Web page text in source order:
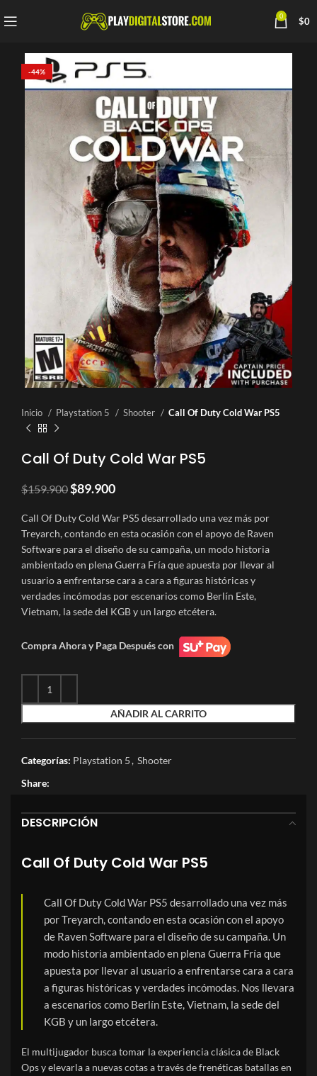
0 $0
-44%
Inicio Playstation 5 Shooter Call Of Duty Cold War PS5
Call Of Duty Cold War PS5
$159.900 El
original
era:
$159.900.
$89.900El
actual
es:
$89.900.
Call Of Duty Cold War PS5 desarrollado una vez más por
Treyarch, contando en esta ocasión con el apoyo de Raven
Software para el diseño de su campaña, un modo historia
ambientado en plena Guerra Fría que apuesta por llevar al
usuario a enfrentarse cara a cara a figuras históricas y
verdades incómodas por escenarios como Berlín Este,
Vietnam, la sede del KGB y un largo etcétera.
Compra Ahora y Paga Después con
AÑADIR AL CARRITO
Categorías: Playstation 5, Shooter
Share:
DESCRIPCIÓN
Call Of Duty Cold War PS5
Call Of Duty Cold War PS5 desarrollado una vez más
por Treyarch, contando en esta ocasión con el apoyo
de Raven Software para el diseño de su campaña. Un
modo historia ambientado en plena Guerra Fría que
apuesta por llevar al usuario a enfrentarse cara a cara
a figuras históricas y verdades incómodas. Nos llevara
a escenarios como Berlín Este, Vietnam, la sede del
KGB y un largo etcétera.
El multijugador busca tomar la experiencia clásica de Black
Ops y elevarla a nuevas cotas a través de frenéticas batallas en